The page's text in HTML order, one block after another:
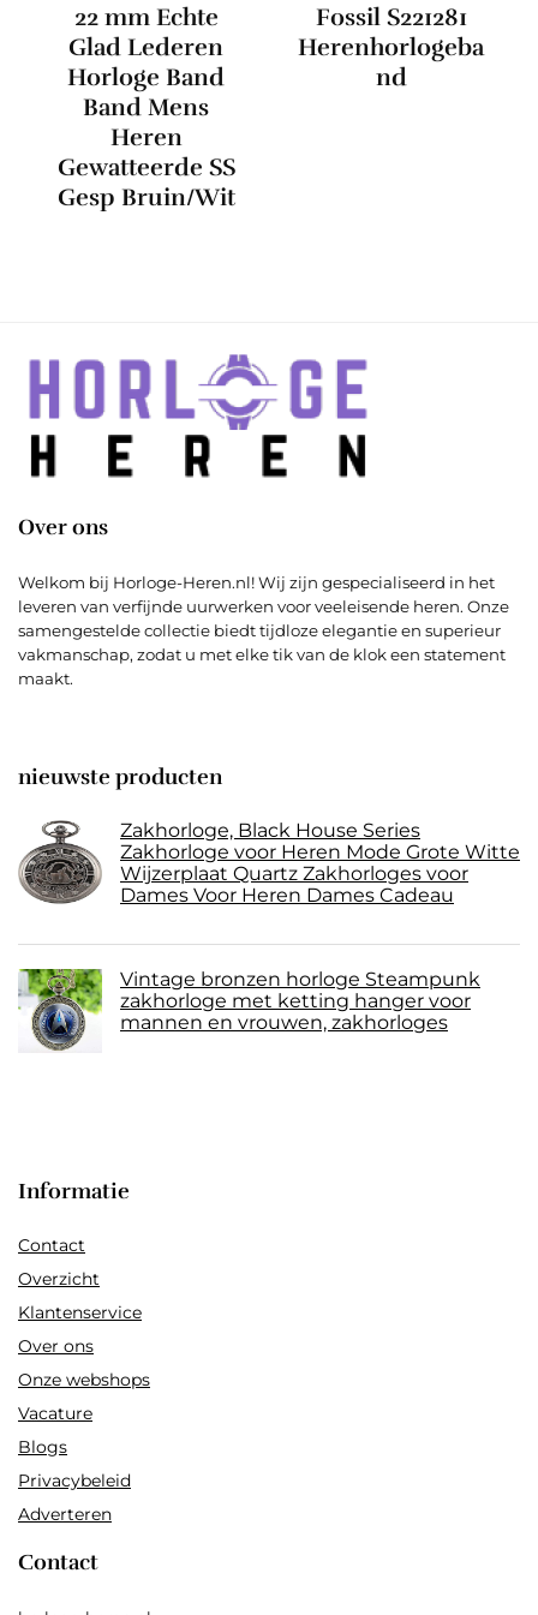
22 mm Echte
Glad Lederen
Horloge Band
Band Mens
Heren
Gewatteerde SS
Gesp Bruin/Wit
Fossil S221281
Herenhorlogeba
nd
Over ons
Welkom bij Horloge-Heren.nl! Wij zijn gespecialiseerd in het
leveren van verfijnde uurwerken voor veeleisende heren. Onze
samengestelde collectie biedt tijdloze elegantie en superieur
vakmanschap, zodat u met elke tik van de klok een statement
maakt.
nieuwste producten
Zakhorloge, Black House Series
Zakhorloge voor Heren Mode Grote Witte
Wijzerplaat Quartz Zakhorloges voor
Dames Voor Heren Dames Cadeau
Vintage bronzen horloge Steampunk
zakhorloge met ketting hanger voor
mannen en vrouwen, zakhorloges
Informatie
Contact
Overzicht
Klantenservice
Over ons
Onze webshops
Vacature
Blogs
Privacybeleid
Adverteren
Contact